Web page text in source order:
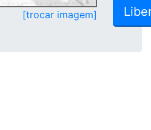
[trocar imagem]